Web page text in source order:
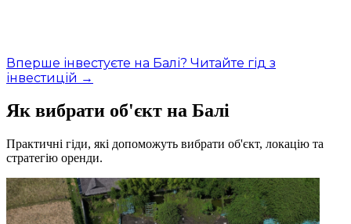
Вперше інвестуєте на Балі? Читайте гід з
інвестицій →
Як вибрати об'єкт на Балі
Практичні гіди, які допоможуть вибрати об'єкт, локацію та
стратегію оренди.